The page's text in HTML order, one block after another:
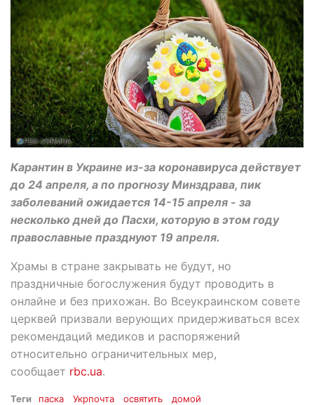
Карантин в Украине из-за коронавируса действует
до 24 апреля, а по прогнозу Минздрава, пик
заболеваний ожидается 14-15 апреля - за
несколько дней до Пасхи, которую в этом году
православные празднуют 19 апреля.
Храмы в стране закрывать не будут, но
праздничные богослужения будут проводить в
онлайне и без прихожан. Во Всеукраинском совете
церквей призвали верующих придерживаться всех
рекомендаций медиков и распоряжений
относительно ограничительных мер,
сообщает rbc.ua.
Теги паска Укрпочта освятить домой